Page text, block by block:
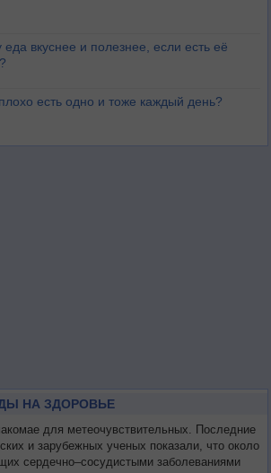
вкуснее и полезнее, если есть её
есть одно и тоже каждый день?
НА ЗДОРОВЬЕ
для метеочувствительных. Последние
и зарубежных ученых показали, что около
сердечно–сосудистыми заболеваниями